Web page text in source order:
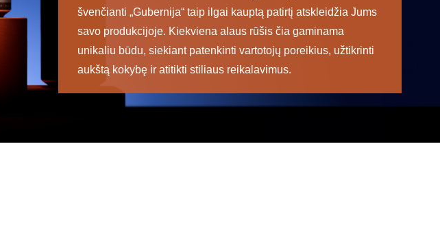
švenčianti „Gubernija“ taip ilgai kauptą patirtį atskleidžia Jums
savo produkcijoje. Kiekviena alaus rūšis čia gaminama
unikaliu būdu, siekiant patenkinti vartotojų poreikius, užtikrinti
aukštą kokybę ir atitikti stiliaus reikalavimus.